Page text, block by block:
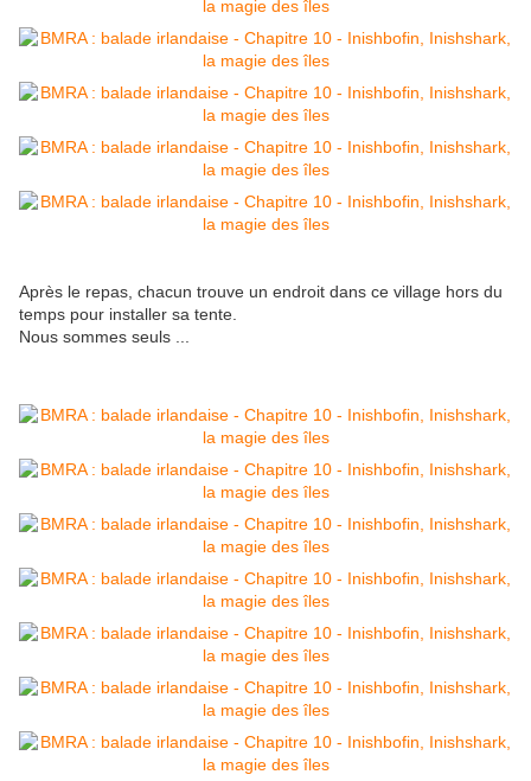
Après le repas, chacun trouve un endroit dans ce village hors du
temps pour installer sa tente.
Nous sommes seuls ...